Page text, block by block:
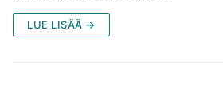
LUE LISÄÄ →